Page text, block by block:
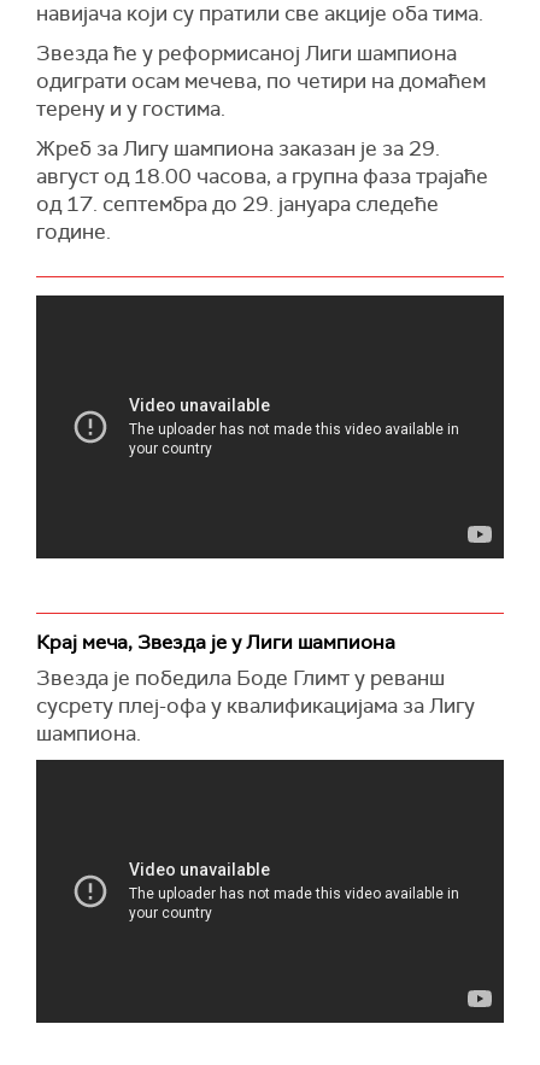
навијача који су пратили све акције оба тима.
Звезда ће у реформисаној Лиги шампиона
одиграти осам мечева, по четири на домаћем
терену и у гостима.
Жреб за Лигу шампиона заказан је за 29.
август од 18.00 часова, а групна фаза трајаће
од 17. септембра до 29. јануара следеће
године.
Крај меча, Звезда је у Лиги шампиона
Звезда је победила Боде Глимт у реванш
сусрету плеј-офа у квалификацијама за Лигу
шампиона.